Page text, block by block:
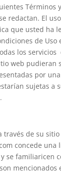
Términos
redactan. El
que usted ha
de Uso
los
web pudieran
por
sujetas a
través de su
concede una
se familiaricen
mencionados